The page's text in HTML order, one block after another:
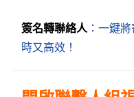
簽名轉聯絡人：一鍵
時又高效！